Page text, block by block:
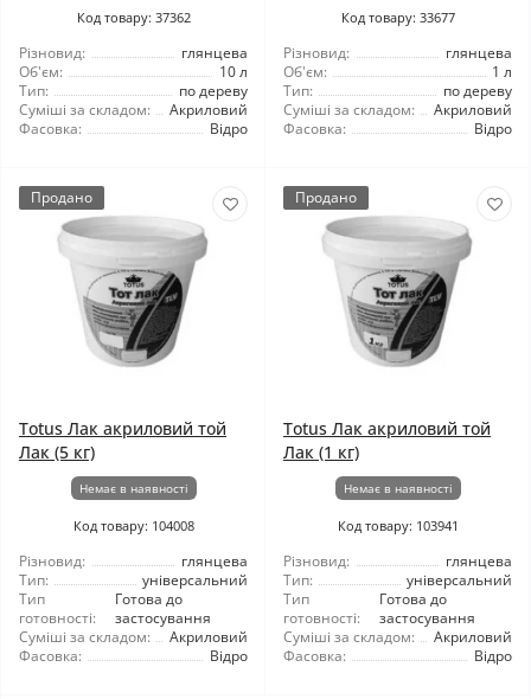
Код товару: 37362
Різновид:
глянцева
Об'єм:
10 л
Тип:
по дереву
Суміші за складом:
Акриловий
Фасовка:
Відро
Код товару: 33677
Різновид:
глянцева
Об'єм:
1 л
Тип:
по дереву
Суміші за складом:
Акриловий
Фасовка:
Відро
Продано
Totus Лак акриловий той
Лак (5 кг)
Немає в наявності
Код товару: 104008
Різновид:
глянцева
Тип:
універсальний
Тип
готовності:
Готова до
застосування
Суміші за складом:
Акриловий
Фасовка:
Відро
Продано
Totus Лак акриловий той
Лак (1 кг)
Немає в наявності
Код товару: 103941
Різновид:
глянцева
Тип:
універсальний
Тип
готовності:
Готова до
застосування
Суміші за складом:
Акриловий
Фасовка:
Відро